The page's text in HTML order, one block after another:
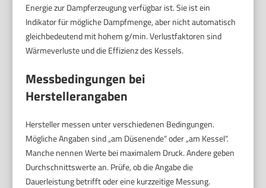
Energie zur Dampferzeugung verfügbar ist. Sie ist ein
Indikator für mögliche Dampfmenge, aber nicht automatisch
gleichbedeutend mit hohem g/min. Verlustfaktoren sind
Wärmeverluste und die Effizienz des Kessels.
Messbedingungen bei
Herstellerangaben
Hersteller messen unter verschiedenen Bedingungen.
Mögliche Angaben sind „am Düsenende“ oder „am Kessel“.
Manche nennen Werte bei maximalem Druck. Andere geben
Durchschnittswerte an. Prüfe, ob die Angabe die
Dauerleistung betrifft oder eine kurzzeitige Messung.